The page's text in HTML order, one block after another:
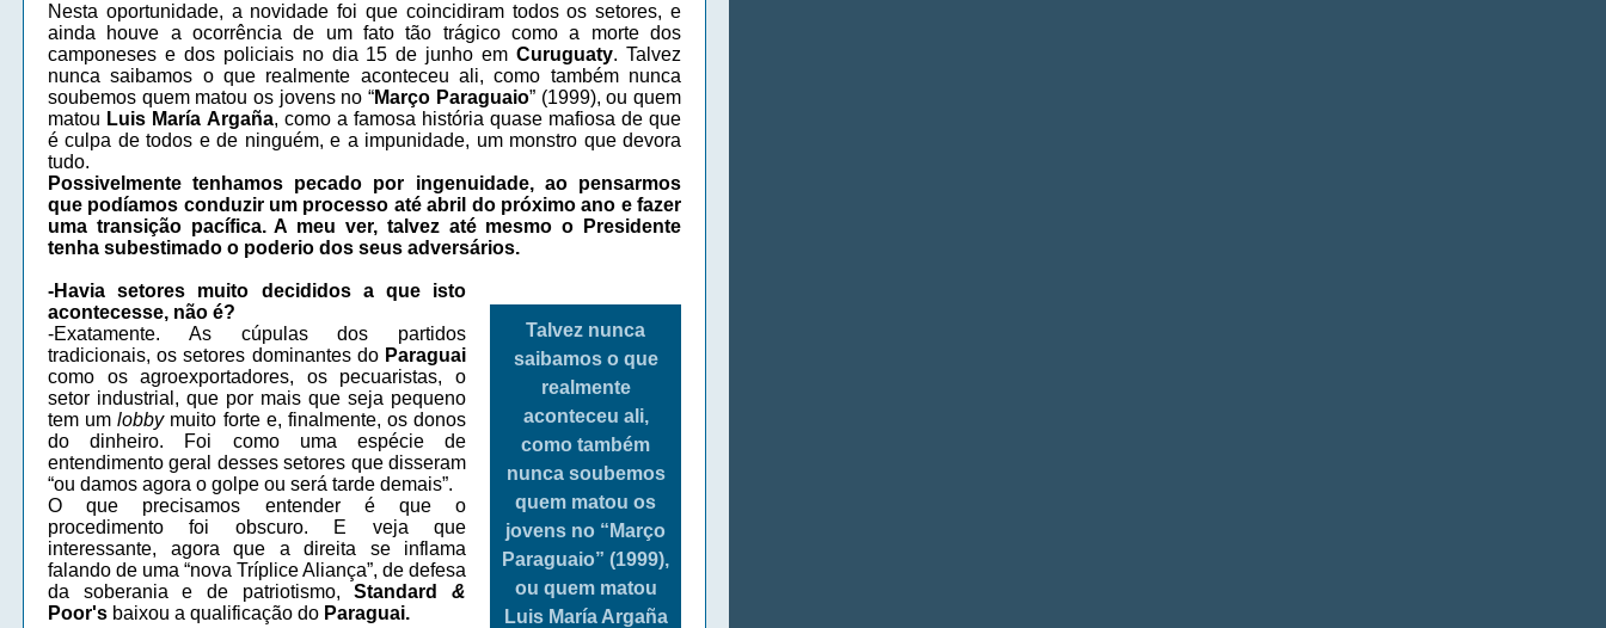
Nesta oportunidade, a novidade foi que coincidiram todos os setores, e
ainda houve a ocorrência de um fato tão trágico como a morte dos
camponeses e dos policiais no dia 15 de junho emCuruguaty. Talvez
nunca saibamos o que realmente aconteceu ali, como também nunca
soubemos quem matou os jovens no “Março Paraguaio” (1999), ou quem
matou Luis María Argaña, como a famosa história quase mafiosa de que
é culpa de todos e de ninguém, e a impunidade, um monstro que devora
tudo.
Possivelmente tenhamos pecado por ingenuidade, ao pensarmos
que podíamos conduzir um processo até abril do próximo ano e fazer
uma transição pacífica. A meu ver, talvez até mesmo o Presidente
tenha subestimado o poderio dos seus adversários.
Talvez nunca
saibamos o que
realmente
aconteceu ali,
como também
nunca soubemos
quem matou os
jovens no “Março
Paraguaio” (1999),
ou quem matou
Luis María Argaña
-Havia setores muito decididos a que isto
acontecesse, não é?
-Exatamente. As cúpulas dos partidos
tradicionais, os setores dominantes do Paraguai
como os agroexportadores, os pecuaristas, o
setor industrial, que por mais que seja pequeno
tem umlobbymuito forte e, finalmente, os donos
do dinheiro. Foi como uma espécie de
entendimento geral desses setores que disseram
“ou damos agora o golpe ou será tarde demais”.
O que precisamos entender é que o
procedimento foi obscuro. E veja que
interessante, agora que a direita se inflama
falando de uma “nova Tríplice Aliança”, de defesa
da soberania e de patriotismo,Standard
&
Poor's baixou a qualificação do Paraguai.